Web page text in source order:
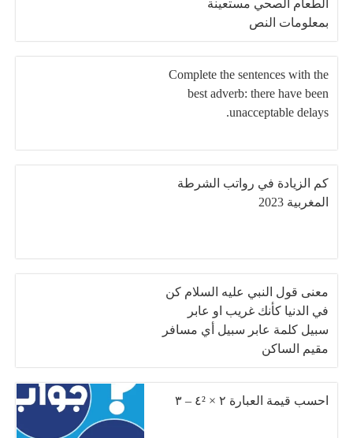
الطعام الصحي مستعينة
بمعلومات النص
Complete the sentences with the
best adverb: there have been
.unacceptable delays
كم الزيادة في رواتب الشرطة
المغربية 2023
معنى قول النبي عليه السلام كن
في الدنيا كأنك غريب او عابر
سبيل كلمة عابر سبيل أي مسافر
مقيم الساكن
احسب قيمة العبارة ٢ × ٤² – ٣